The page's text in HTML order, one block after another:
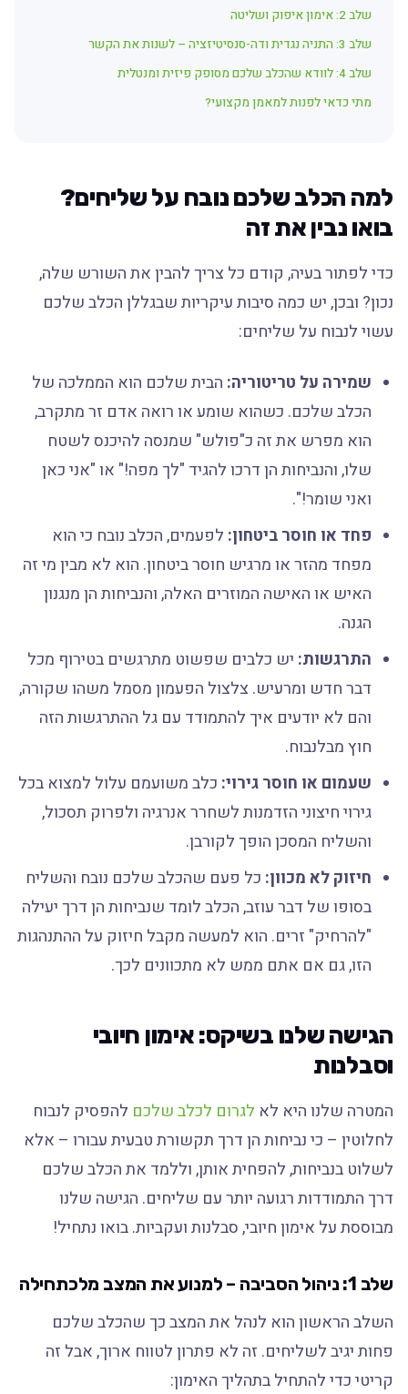
שלב 2: אימון איפוק ושליטה
שלב 3: התניה נגדית ודה-סנסיטיזציה – לשנות את הקשר
שלב 4: לוודא שהכלב שלכם מסופק פיזית ומנטלית
מתי כדאי לפנות למאמן מקצועי?
למה הכלב שלכם נובח על שליחים?
בואו נבין את זה
כדי לפתור בעיה, קודם כל צריך להבין את השורש שלה,
נכון? ובכן, יש כמה סיבות עיקריות שבגללן הכלב שלכם
עשוי לנבוח על שליחים:
שמירה על טריטוריה:הבית שלכם הוא הממלכה של
הכלב שלכם. כשהוא שומע או רואה אדם זר מתקרב,
הוא מפרש את זה כ"פולש" שמנסה להיכנס לשטח
שלו, והנביחות הן דרכו להגיד "לך מפה!" או "אני כאן
ואני שומר!".
פחד או חוסר ביטחון:לפעמים, הכלב נובח כי הוא
מפחד מהזר או מרגיש חוסר ביטחון. הוא לא מבין מי זה
האיש או האישה המוזרים האלה, והנביחות הן מנגנון
הגנה.
התרגשות:יש כלבים שפשוט מתרגשים בטירוף מכל
דבר חדש ומרעיש. צלצול הפעמון מסמל משהו שקורה,
והם לא יודעים איך להתמודד עם גל ההתרגשות הזה
חוץ מבלנבוח.
שעמום או חוסר גירוי:כלב משועמם עלול למצוא בכל
גירוי חיצוני הזדמנות לשחרר אנרגיה ולפרוק תסכול,
והשליח המסכן הופך לקורבן.
חיזוק לא מכוון:כל פעם שהכלב שלכם נובח והשליח
בסופו של דבר עוזב, הכלב לומד שנביחות הן דרך יעילה
"להרחיק" זרים. הוא למעשה מקבל חיזוק על ההתנהגות
הזו, גם אם אתם ממש לא מתכוונים לכך.
הגישה שלנו בשיקס: אימון חיובי
וסבלנות
המטרה שלנו היא לאלגרום לכלב שלכםלהפסיק לנבוח
לחלוטין – כי נביחות הן דרך תקשורת טבעית עבורו – אלא
לשלוט בנביחות, להפחית אותן, וללמד את הכלב שלכם
דרך התמודדות רגועה יותר עם שליחים. הגישה שלנו
מבוססת על אימון חיובי, סבלנות ועקביות. בואו נתחיל!
שלב 1: ניהול הסביבה – למנוע את המצב מלכתחילה
השלב הראשון הוא לנהל את המצב כך שהכלב שלכם
פחות יגיב לשליחים. זה לא פתרון לטווח ארוך, אבל זה
קריטי כדי להתחיל בתהליך האימון: